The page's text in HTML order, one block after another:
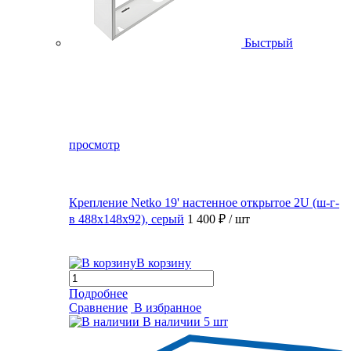
Быстрый
просмотр
Крепление Netko 19' настенное открытое 2U (ш-г-
в 488х148х92), серый 1 400 ₽ / шт
В корзину
Подробнее
Сравнение В избранное
В наличии 5 шт